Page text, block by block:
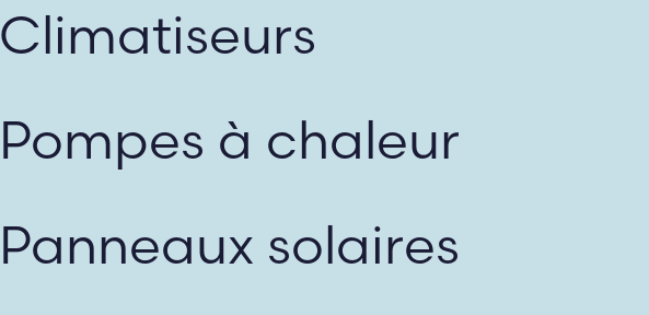
Climatiseurs
Pompes à chaleur
Panneaux solaires